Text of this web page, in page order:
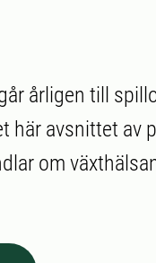
årligen till
här avsnittet av
om